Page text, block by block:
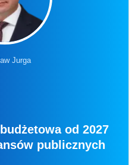
Jurga
od 2027
publicznych